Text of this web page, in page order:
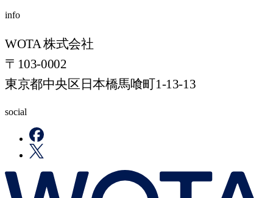
info
WOTA 株式会社
〒103-0002
東京都中央区日本橋馬喰町1-13-13
social